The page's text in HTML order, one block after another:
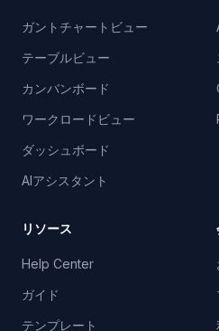
ガントチャートビュー
テーブルビュー
カンバンボード
ワークロードビュー
ダッシュボード
AIアシスタント
リソース
Help Center
ガイド
テンプレート